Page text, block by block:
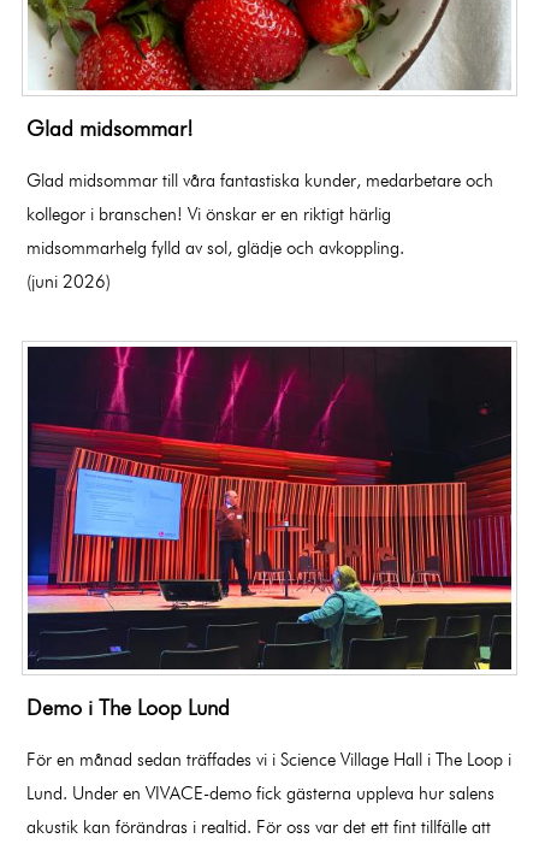
Glad midsommar!
Glad midsommar till våra fantastiska kunder, medarbetare och
kollegor i branschen! Vi önskar er en riktigt härlig
midsommarhelg fylld av sol, glädje och avkoppling.
(juni 2026)
Demo i The Loop Lund
För en månad sedan träffades vi i Science Village Hall i The Loop i
Lund. Under en VIVACE-demo fick gästerna uppleva hur salens
akustik kan förändras i realtid. För oss var det ett fint tillfälle att